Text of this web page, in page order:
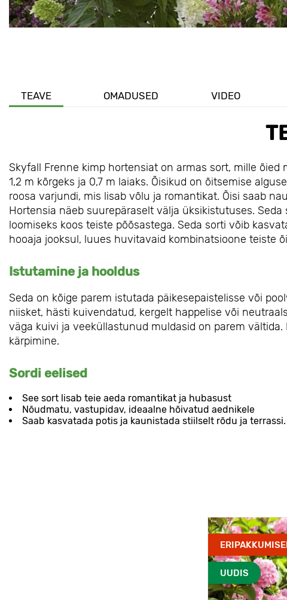
TEAVE OMADUSED VIDEO
Skyfall Frenne kimp hortensiat on armas sort, mille
1,2 m kõrgeks ja 0,7 m laiaks. Õisikud on õitsemise
roosa varjundi, mis lisab võlu ja romantikat. Õisi saab
Hortensia näeb suurepäraselt välja üksikistutuses.
loomiseks koos teiste põõsastega. Seda sorti võib
hooaja jooksul, luues huvitavaid kombinatsioone teiste
Istutamine ja hooldus
Seda on kõige parem istutada päikesepaistelisse või
niisket, hästi kuivendatud, kergelt happelise või
väga kuivi ja veeküllastunud muldasid on parem
kärpimine.
Sordi eelised
See sort lisab teie aeda romantikat ja hubasust
Nõudmatu, vastupidav, ideaalne hõivatud aednikele
Saab kasvatada potis ja kaunistada stiilselt rõdu ja terrassi.
UUDIS